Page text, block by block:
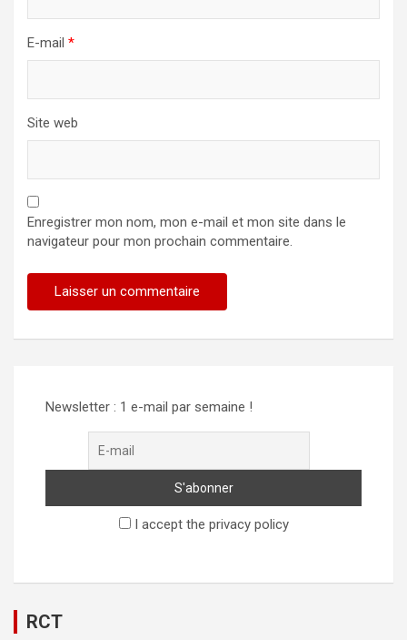
E-mail *
Site web
Enregistrer mon nom, mon e-mail et mon site dans le
navigateur pour mon prochain commentaire.
Newsletter : 1 e-mail par semaine !
I accept the privacy policy
RCT